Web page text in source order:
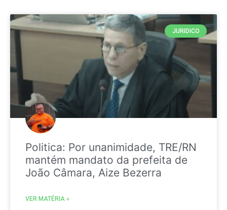
JURIDICO
Politica: Por unanimidade, TRE/RN
mantém mandato da prefeita de
João Câmara, Aize Bezerra
VER MATÉRIA »